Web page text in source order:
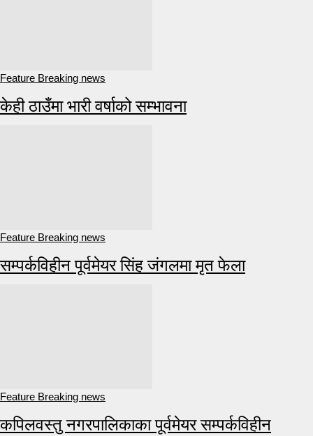
Feature Breaking news
केही ठाउँमा भारी वर्षाको सम्भावना
Feature Breaking news
सम्पर्कविहीन पूर्वमेयर सिंह जंगलमा मृत फेला
Feature Breaking news
कपिलवस्तु नगरपालिकाका पूर्वमेयर सम्पर्कविहीन